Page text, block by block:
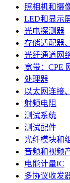
照相机和摄
LED和显示
光电探测器
存储适配器
光纤通道网
宽带：CPE
处理器
以太网连接
射频电阻
测试系统
测试配件
光纤模块和
音频和视频
电能计量IC
多协议收发